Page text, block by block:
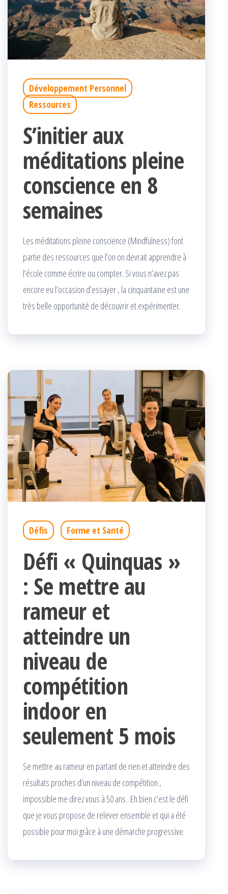
Développement Personnel
Ressources
S’initier aux
méditations pleine
conscience en 8
semaines
Les méditations pleine conscience (Mindfulness) font
partie des ressources que l’on on devrait apprendre à
l’école comme écrire ou compter. Si vous n’avez pas
encore eu l’occasion d’essayer , la cinquantaine est une
très belle opportunité de découvrir et expérimenter.
Défis Forme et Santé
Défi « Quinquas »
: Se mettre au
rameur et
atteindre un
niveau de
compétition
indoor en
seulement 5 mois
Se mettre au rameur en partant de rien et atteindre des
résultats proches d’un niveau de compétition ,
impossible me direz vous à 50 ans . Eh bien c’est le défi
que je vous propose de relever ensemble et qui a été
possible pour moi grâce à une démarche progressive.